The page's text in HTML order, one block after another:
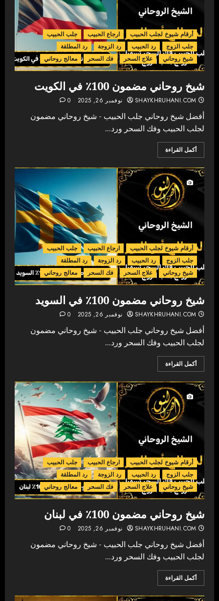
أرقام شيوخ لجلب الحبيب ارجاع الحبيب
جلب الحبيب
جلب الزوج
رد الحبيب رد الزوجة
رد المطلقة
شيخ روحاني
علاج السحر فك السحر معالج روحاني
شيخ روحاني مضمون 100٪ في الكويت
SHAYKHRUHANI.COM نوفمبر 26, 2025 0
أفضل شيخ روحاني جلب الحبيب - شيخ روحاني مضمون
لجلب الحبيب وفك السحر ورد...
أكمل القراءة
أرقام شيوخ لجلب الحبيب ارجاع الحبيب
جلب الحبيب
جلب الزوج
رد الحبيب رد الزوجة
رد المطلقة
شيخ روحاني
علاج السحر فك السحر معالج روحاني
شيخ روحاني مضمون 100٪ في السويد
SHAYKHRUHANI.COM نوفمبر 26, 2025 0
أفضل شيخ روحاني جلب الحبيب - شيخ روحاني مضمون
لجلب الحبيب وفك السحر ورد...
أكمل القراءة
أرقام شيوخ لجلب الحبيب ارجاع الحبيب
جلب الحبيب
جلب الزوج
رد الحبيب رد الزوجة
رد المطلقة
شيخ روحاني
علاج السحر فك السحر معالج روحاني
شيخ روحاني مضمون 100٪ في لبنان
SHAYKHRUHANI.COM نوفمبر 26, 2025 0
أفضل شيخ روحاني جلب الحبيب - شيخ روحاني مضمون
لجلب الحبيب وفك السحر ورد...
أكمل القراءة